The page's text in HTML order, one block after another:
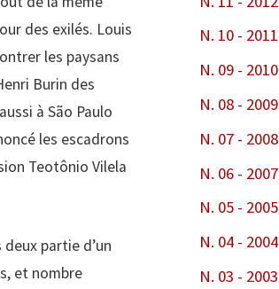
des exilés. Louis
les paysans
Burin des
à São Paulo
les escadrons
Teotônio Vilela
partie d’un
et nombre
N. 10 - 2011
N. 09 - 2010
N. 08 - 2009
N. 07 - 2008
N. 06 - 2007
N. 05 - 2005
N. 04 - 2004
N. 03 - 2003